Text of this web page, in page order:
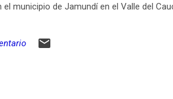
el municipio de Jamundí en el Valle del